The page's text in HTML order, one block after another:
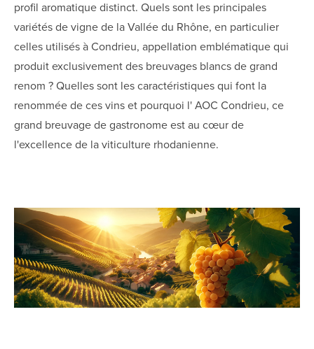
profil aromatique distinct. Quels sont les principales
variétés de vigne de la Vallée du Rhône, en particulier
celles utilisés à Condrieu, appellation emblématique qui
produit exclusivement des breuvages blancs de grand
renom ? Quelles sont les caractéristiques qui font la
renommée de ces vins et pourquoi l' AOC Condrieu, ce
grand breuvage de gastronome est au cœur de
l'excellence de la viticulture rhodanienne.